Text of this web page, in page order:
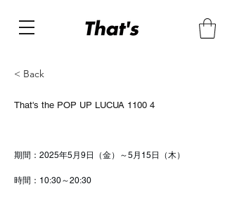
< Back
That's the POP UP LUCUA 1100 4
期間：2025年5月9日（金）～5月15日（木）
時間：10:30～20:30